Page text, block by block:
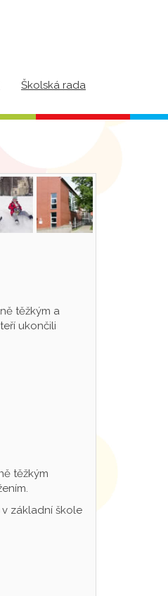
Školská rada
těžkým a
ukončili
těžkým
základní škole